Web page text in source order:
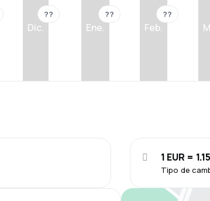
Dic.
??
Ene.
??
Feb.
??
Tipo de
1 EUR =